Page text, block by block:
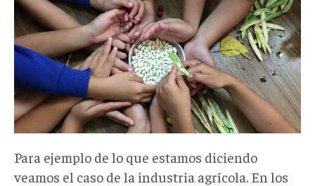
Para ejemplo de lo que estamos diciendo
veamos el caso de la industria agrícola. En los